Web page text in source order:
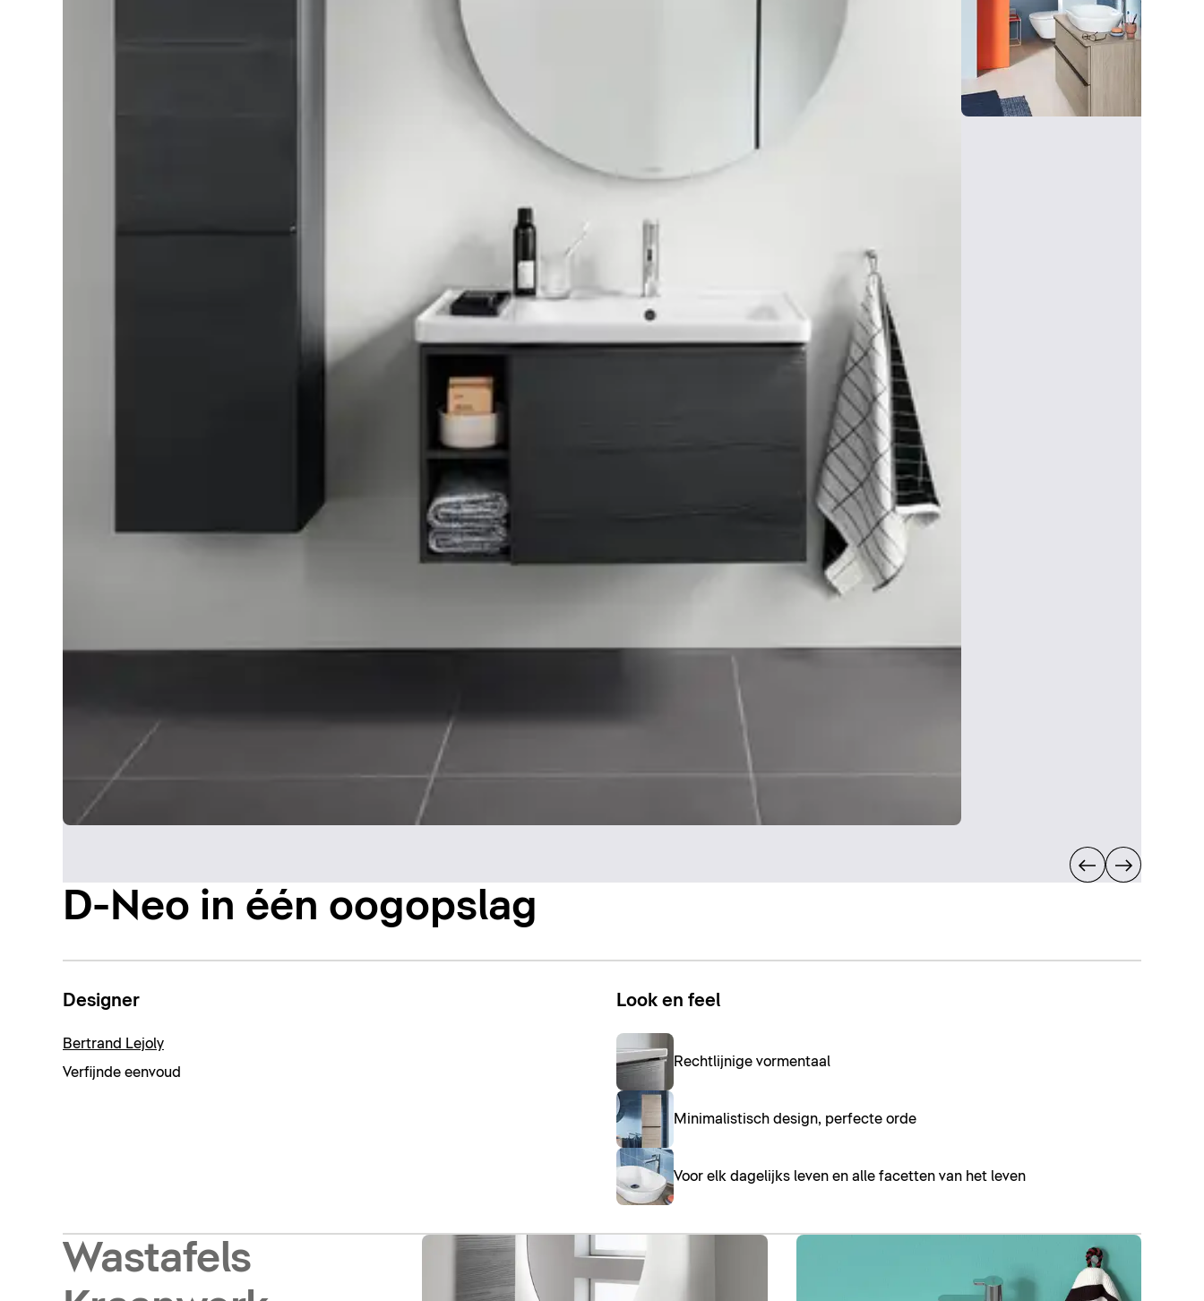
D-Neo in één oogopslag
Designer
Bertrand Lejoly
Verfijnde eenvoud
Look en feel
Rechtlijnige vormentaal
Minimalistisch design, perfecte orde
Voor elk dagelijks leven en alle facetten van het leven
Wastafels